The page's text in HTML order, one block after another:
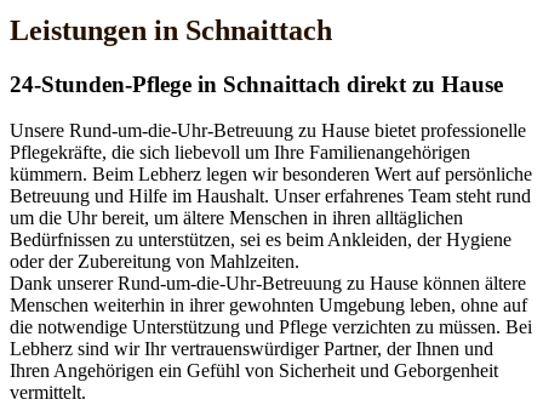
Leistungen in Schnaittach
24-Stunden-Pflege in Schnaittach direkt zu Hause
Unsere Rund-um-die-Uhr-Betreuung zu Hause bietet professionelle
Pflegekräfte, die sich liebevoll um Ihre Familienangehörigen
kümmern. Beim Lebherz legen wir besonderen Wert auf persönliche
Betreuung und Hilfe im Haushalt. Unser erfahrenes Team steht rund
um die Uhr bereit, um ältere Menschen in ihren alltäglichen
Bedürfnissen zu unterstützen, sei es beim Ankleiden, der Hygiene
oder der Zubereitung von Mahlzeiten.
Dank unserer Rund-um-die-Uhr-Betreuung zu Hause können ältere
Menschen weiterhin in ihrer gewohnten Umgebung leben, ohne auf
die notwendige Unterstützung und Pflege verzichten zu müssen. Bei
Lebherz sind wir Ihr vertrauenswürdiger Partner, der Ihnen und
Ihren Angehörigen ein Gefühl von Sicherheit und Geborgenheit
vermittelt.